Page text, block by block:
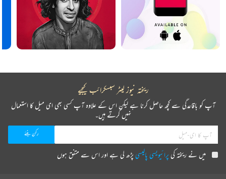
ریختہ نیوز لیٹر سبسکرائب کیجیے
آپ کو باقاعدگی سے کچھ حاصل کرنا ہے لیکن اس کے علاوہ آپ کسی بھی ای میل کا استعمال
نہیں کرتے ہیں۔
میں نے ریختہ کیپرائیویسی پالیسیپڑھ لی ہے اور اس سے متفق ہوں